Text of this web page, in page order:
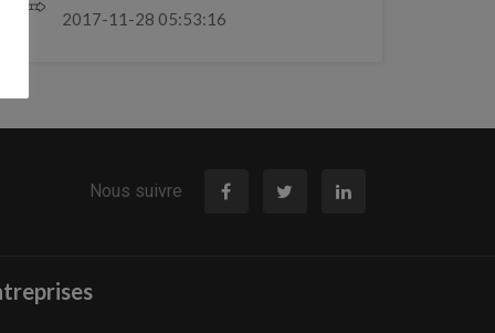
2017-11-28 05:53:16
Nous suivre